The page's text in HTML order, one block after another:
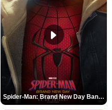
Spider-Man: Brand New Day Bande-annonce VO STFR